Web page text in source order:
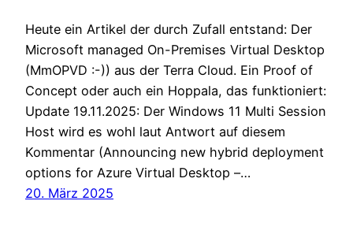
Heute ein Artikel der durch Zufall entstand: Der
Microsoft managed On-Premises Virtual Desktop
(MmOPVD :-)) aus der Terra Cloud. Ein Proof of
Concept oder auch ein Hoppala, das funktioniert:
Update 19.11.2025: Der Windows 11 Multi Session
Host wird es wohl laut Antwort auf diesem
Kommentar (Announcing new hybrid deployment
options for Azure Virtual Desktop –…
20. März 2025